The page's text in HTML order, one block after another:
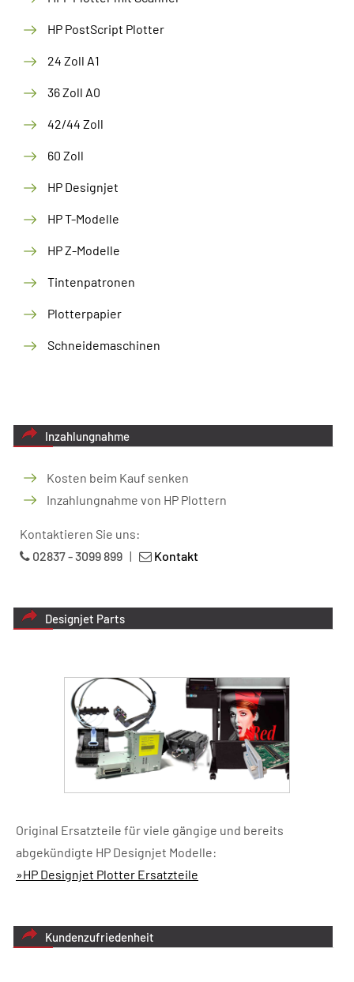
HP PostScript Plotter
24 Zoll A1
36 Zoll A0
42/44 Zoll
60 Zoll
HP Designjet
HP T-Modelle
HP Z-Modelle
Tintenpatronen
Plotterpapier
Schneidemaschinen
Inzahlungnahme
Kosten beim Kauf senken
Inzahlungnahme von HP Plottern
Kontaktieren Sie uns:
02837 - 3099 899 | Kontakt
Designjet Parts
Original Ersatzteile für viele gängige und bereits
abgekündigte HP Designjet Modelle:
»HP Designjet Plotter Ersatzteile
Kundenzufriedenheit